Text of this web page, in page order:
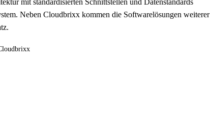
mit standardisierten Schnittstellen und Datenstandards
Neben Cloudbrixx kommen die Softwarelösungen weiterer